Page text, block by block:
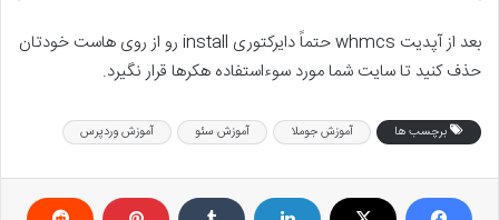
بعد از آپدیت whmcs حتماً دایرکتوری install رو از روی هاست خودتان
حذف کنید تا سایت شما مورد سوءاستفاده هکرها قرار نگیرد.
برچسب ها آموزش جوملا آموزش سئو آموزش وردپرس